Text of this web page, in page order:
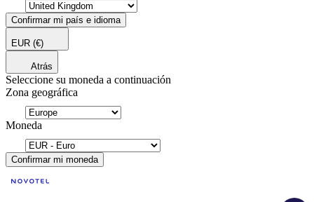
Confirmar mi país e idioma
EUR (€)
Atrás
Seleccione su moneda a continuación
Zona geográfica
Moneda
Confirmar mi moneda